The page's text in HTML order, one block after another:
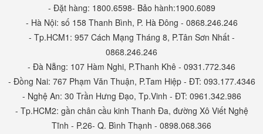
- Đặt hàng: 1800.6598- Bảo hành:1900.6089
- Hà Nội: số 158 Thanh Bình, P. Hà Đông - 0868.246.246
- Tp.HCM1: 957 Cách Mạng Tháng 8, P.Tân Sơn Nhất -
0868.246.246
- Đà Nẵng: 107 Hàm Nghi, P.Thanh Khê - 0931.772.346
- Đồng Nai: 767 Phạm Văn Thuận, P.Tam Hiệp - ĐT: 093.177.4346
- Nghệ An: 30 Trần Hưng Đạo, Tp.Vinh - ĐT: 0961.342.986
- Tp.HCM2: gần chân cầu kinh Thanh Đa, đường Xô Viết Nghệ
Tĩnh - P.26- Q. Bình Thạnh - 0898.068.366